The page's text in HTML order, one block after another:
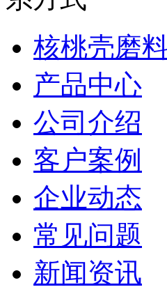
核桃壳磨
产品中心
公司介绍
客户案例
企业动态
常见问题
新闻资讯